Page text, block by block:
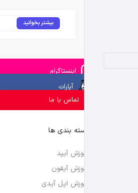
بیشتر بخوانید
اینستاگرام
آپارات
تماس با ما
دسته بندی ها
آموزش آیپد
آموزش آیفون
آموزش اپل آیدی